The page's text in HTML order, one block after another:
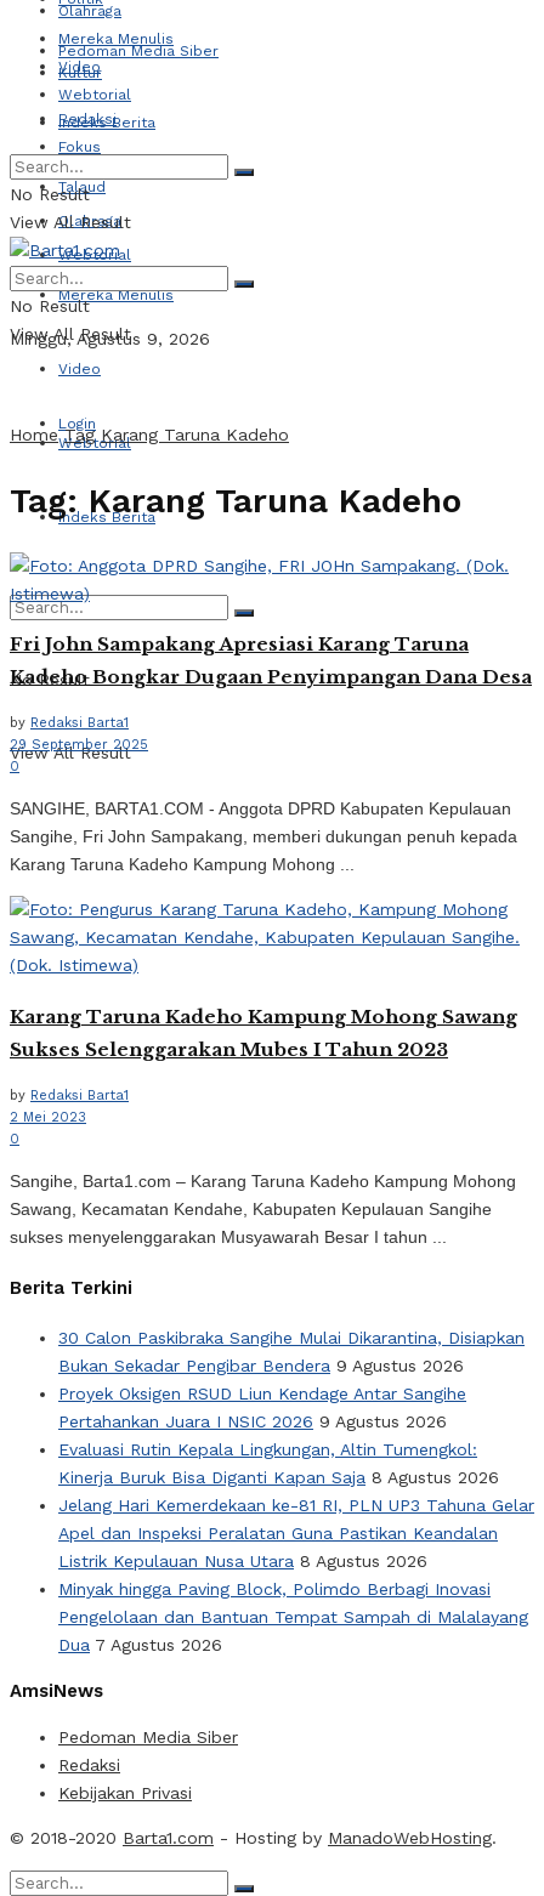
Pedoman Media Siber
Redaksi
Talaud
Webtorial
Minggu, Agustus 9, 2026
Login
Kultur
Fokus
Olahraga
Mereka Menulis
Video
Webtorial
Indeks Berita
No Result
View All Result
Olahraga
Mereka Menulis
Video
Webtorial
Indeks Berita
No Result
View All Result
No Result
View All Result
Home Tag Karang Taruna Kadeho
Tag: Karang Taruna Kadeho
Fri John Sampakang Apresiasi Karang Taruna
Kadeho Bongkar Dugaan Penyimpangan Dana Desa
by Redaksi Barta1
29 September 2025
0
SANGIHE, BARTA1.COM - Anggota DPRD Kabupaten Kepulauan
Sangihe, Fri John Sampakang, memberi dukungan penuh kepada
Karang Taruna Kadeho Kampung Mohong ...
Karang Taruna Kadeho Kampung Mohong Sawang
Sukses Selenggarakan Mubes I Tahun 2023
by Redaksi Barta1
2 Mei 2023
0
Sangihe, Barta1.com – Karang Taruna Kadeho Kampung Mohong
Sawang, Kecamatan Kendahe, Kabupaten Kepulauan Sangihe
sukses menyelenggarakan Musyawarah Besar I tahun ...
Berita Terkini
30 Calon Paskibraka Sangihe Mulai Dikarantina, Disiapkan
Bukan Sekadar Pengibar Bendera 9 Agustus 2026
Proyek Oksigen RSUD Liun Kendage Antar Sangihe
Pertahankan Juara I NSIC 2026 9 Agustus 2026
Evaluasi Rutin Kepala Lingkungan, Altin Tumengkol:
Kinerja Buruk Bisa Diganti Kapan Saja 8 Agustus 2026
Jelang Hari Kemerdekaan ke-81 RI, PLN UP3 Tahuna Gelar
Apel dan Inspeksi Peralatan Guna Pastikan Keandalan
Listrik Kepulauan Nusa Utara 8 Agustus 2026
Minyak hingga Paving Block, Polimdo Berbagi Inovasi
Pengelolaan dan Bantuan Tempat Sampah di Malalayang
Dua 7 Agustus 2026
AmsiNews
Pedoman Media Siber
Redaksi
Kebijakan Privasi
© 2018-2020 Barta1.com - Hosting by ManadoWebHosting.